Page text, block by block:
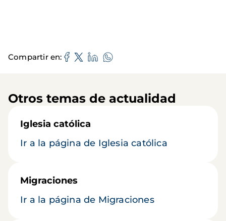
Compartir en
Otros temas de actualidad
Iglesia católica
Ir a la página de Iglesia católica
Migraciones
Ir a la página de Migraciones